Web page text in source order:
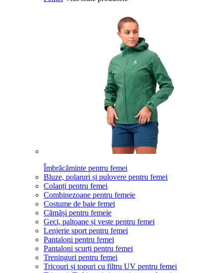
Îmbrăcăminte pentru femei
Bluze, polaruri și pulovere pentru femei
Colanți pentru femei
Combinezoane pentru femeie
Costume de baie femei
Cămăși pentru femeie
Geci, paltoane și veste pentru femei
Lenjerie sport pentru femei
Pantaloni pentru femei
Pantaloni scurți pentru femei
Treninguri pentru femei
Tricouri și topuri cu filtru UV pentru femei